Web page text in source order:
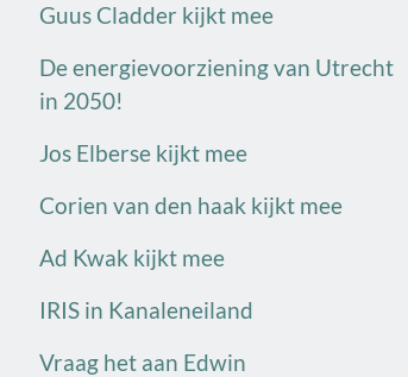
Guus Cladder kijkt mee
De energievoorziening van Utrecht
in 2050!
Jos Elberse kijkt mee
Corien van den haak kijkt mee
Ad Kwak kijkt mee
IRIS in Kanaleneiland
Vraag het aan Edwin